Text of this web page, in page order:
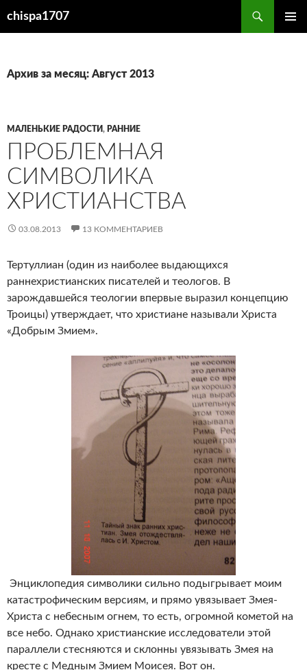
chispa1707
Архив за месяц: Август 2013
МАЛЕНЬКИЕ РАДОСТИ, РАННИЕ
ПРОБЛЕМНАЯ
СИМВОЛИКА
ХРИСТИАНСТВА
03.08.2013 13 КОММЕНТАРИЕВ
Тертуллиан (один из наиболее выдающихся
раннехристианских писателей и теологов. В
зарождавшейся теологии впервые выразил концепцию
Троицы) утверждает, что христиане называли Христа
«Добрым Змием».
Энциклопедия символики сильно подыгрывает моим
катастрофическим версиям, и прямо увязывает Змея-
Христа с небесным огнем, то есть, огромной кометой на
все небо. Однако христианские исследователи этой
параллели стесняются и склонны увязывать Змея на
кресте с Медным Змием Моисея. Вот он.